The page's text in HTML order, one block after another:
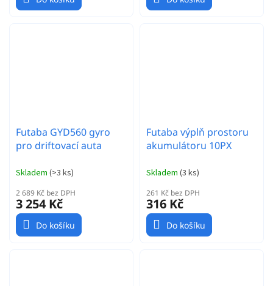
Futaba GYD560 gyro
pro driftovací auta
Skladem (>3 ks)
2 689 Kč bez DPH
3 254 Kč
Do košíku
Futaba výplň prostoru
akumulátoru 10PX
Skladem (3 ks)
261 Kč bez DPH
316 Kč
Do košíku